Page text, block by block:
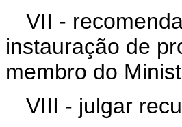
VII -
instauração de
membro do
VIII - julgar